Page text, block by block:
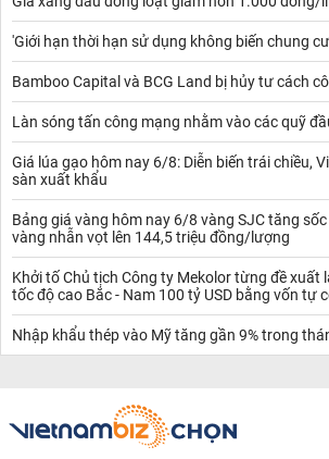
'Giới hạn thời hạn sử dụng không biến chung
Bamboo Capital và BCG Land bị hủy tư cách
Làn sóng tấn công mạng nhằm vào các quỹ
Giá lúa gạo hôm nay 6/8: Diễn biến trái chiều,
sàn xuất khẩu
Bảng giá vàng hôm nay 6/8 vàng SJC tăng
vàng nhẫn vọt lên 144,5 triệu đồng/lượng
Khởi tố Chủ tịch Công ty Mekolor từng đề xuất
tốc độ cao Bắc - Nam 100 tỷ USD bằng vốn tự
Nhập khẩu thép vào Mỹ tăng gần 9% trong